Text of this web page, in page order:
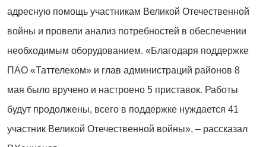
адресную помощь участникам Великой Отечественной
войны и провели анализ потребностей в обеспечении
необходимым оборудованием. «Благодаря поддержке
ПАО «Таттелеком» и глав администраций районов 8
мая было вручено и настроено 5 приставок. Работы
будут продолжены, всего в поддержке нуждается 41
участник Великой Отечественной войны», – рассказал